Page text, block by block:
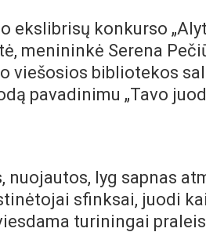
ekslibrisų konkurso
menininkė Serena
viešosios bibliotekos
pavadinimu „Tavo
nuojautos, lyg sapnas
sfinksai, juodi
turiningai